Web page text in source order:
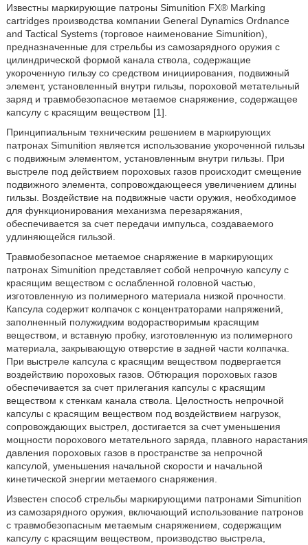
Известны маркирующие патроны Simunition FX® Marking
cartridges производства компании General Dynamics Ordnance
and Tactical Systems (торговое наименование Simunition),
предназначенные для стрельбы из самозарядного оружия с
цилиндрической формой канала ствола, содержащие
укороченную гильзу со средством инициирования, подвижный
элемент, установленный внутри гильзы, пороховой метательный
заряд и травмобезопасное метаемое снаряжение, содержащее
капсулу с красящим веществом [1].
Принципиальным техническим решением в маркирующих
патронах Simunition является использование укороченной гильзы
с подвижным элементом, установленным внутри гильзы. При
выстреле под действием пороховых газов происходит смещение
подвижного элемента, сопровождающееся увеличением длины
гильзы. Воздействие на подвижные части оружия, необходимое
для функционирования механизма перезаряжания,
обеспечивается за счет передачи импульса, создаваемого
удлиняющейся гильзой.
Травмобезопасное метаемое снаряжение в маркирующих
патронах Simunition представляет собой непрочную капсулу с
красящим веществом с ослабленной головной частью,
изготовленную из полимерного материала низкой прочности.
Капсула содержит колпачок с концентраторами напряжений,
заполненный полужидким водорастворимым красящим
веществом, и вставную пробку, изготовленную из полимерного
материала, закрывающую отверстие в задней части колпачка.
При выстреле капсула с красящим веществом подвергается
воздействию пороховых газов. Обтюрация пороховых газов
обеспечивается за счет прилегания капсулы с красящим
веществом к стенкам канала ствола. Целостность непрочной
капсулы с красящим веществом под воздействием нагрузок,
сопровождающих выстрел, достигается за счет уменьшения
мощности порохового метательного заряда, плавного нарастания
давления пороховых газов в пространстве за непрочной
капсулой, уменьшения начальной скорости и начальной
кинетической энергии метаемого снаряжения.
Известен способ стрельбы маркирующими патронами Simunition
из самозарядного оружия, включающий использование патронов
с травмобезопасным метаемым снаряжением, содержащим
капсулу с красящим веществом, производство выстрела,